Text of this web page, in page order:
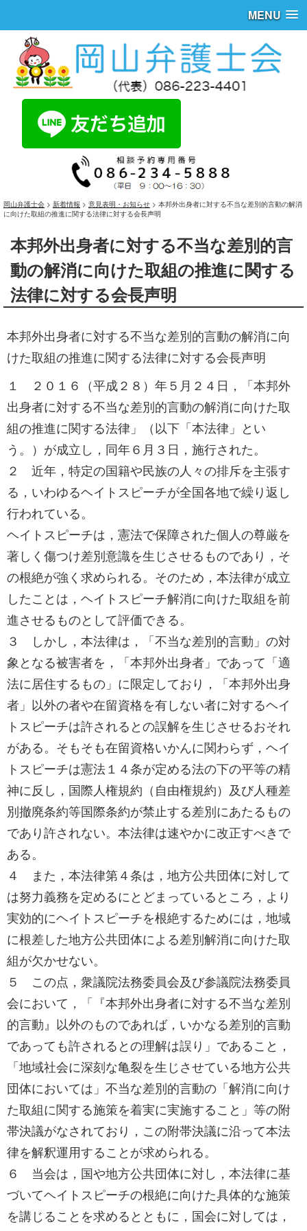
MENU
岡山弁護士会 > 新着情報 > 意見表明・お知らせ > 本邦外出身者に対する不当な差別的言動の解消
に向けた取組の推進に関する法律に対する会長声明
本邦外出身者に対する不当な差別的言
動の解消に向けた取組の推進に関する
法律に対する会長声明
本邦外出身者に対する不当な差別的言動の解消に向
けた取組の推進に関する法律に対する会長声明
１ ２０１６（平成２８）年５月２４日，「本邦外
出身者に対する不当な差別的言動の解消に向けた取
組の推進に関する法律」（以下「本法律」とい
う。）が成立し，同年６月３日，施行された。
２ 近年，特定の国籍や民族の人々の排斥を主張す
る，いわゆるヘイトスピーチが全国各地で繰り返し
行われている。
ヘイトスピーチは，憲法で保障された個人の尊厳を
著しく傷つけ差別意識を生じさせるものであり，そ
の根絶が強く求められる。そのため，本法律が成立
したことは，ヘイトスピーチ解消に向けた取組を前
進させるものとして評価できる。
３ しかし，本法律は，「不当な差別的言動」の対
象となる被害者を，「本邦外出身者」であって「適
法に居住するもの」に限定しており，「本邦外出身
者」以外の者や在留資格を有しない者に対するヘイ
トスピーチは許されるとの誤解を生じさせるおそれ
がある。そもそも在留資格いかんに関わらず，ヘイ
トスピーチは憲法１４条が定める法の下の平等の精
神に反し，国際人権規約（自由権規約）及び人種差
別撤廃条約等国際条約が禁止する差別にあたるもの
であり許されない。本法律は速やかに改正すべきで
ある。
４ また，本法律第４条は，地方公共団体に対して
は努力義務を定めるにとどまっているところ，より
実効的にヘイトスピーチを根絶するためには，地域
に根差した地方公共団体による差別解消に向けた取
組が欠かせない。
５ この点，衆議院法務委員会及び参議院法務委員
会において，「『本邦外出身者に対する不当な差別
的言動』以外のものであれば，いかなる差別的言動
であっても許されるとの理解は誤り」であること，
「地域社会に深刻な亀裂を生じさせている地方公共
団体においては」不当な差別的言動の「解消に向け
た取組に関する施策を着実に実施すること」等の附
帯決議がなされており，この附帯決議に沿って本法
律を解釈運用することが求められる。
６ 当会は，国や地方公共団体に対し，本法律に基
づいてヘイトスピーチの根絶に向けた具体的な施策
を講じることを求めるとともに，国会に対しては，